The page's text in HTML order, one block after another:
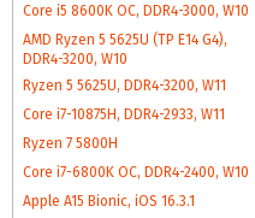
Core i5 8600K OC, DDR4-3000, W10
AMD Ryzen 5 5625U (TP E14 G4),
DDR4-3200, W10
Ryzen 5 5625U, DDR4-3200, W11
Core i7-10875H, DDR4-2933, W11
Ryzen 7 5800H
Core i7-6800K OC, DDR4-2400, W10
Apple A15 Bionic, iOS 16.3.1